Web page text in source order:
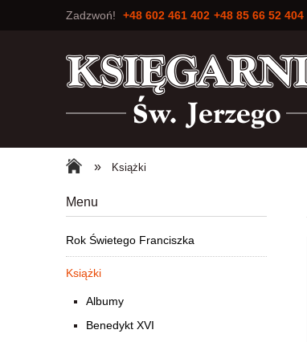
» Książki
Zadzwoń! +48 602 461 402 +48 85 66 52 404
Menu
Rok Świetego Franciszka
Książki
Albumy
Benedykt XVI